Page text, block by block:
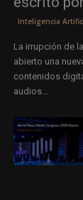
Inteligencia
La irrupción de
abierto una
contenidos
audios...